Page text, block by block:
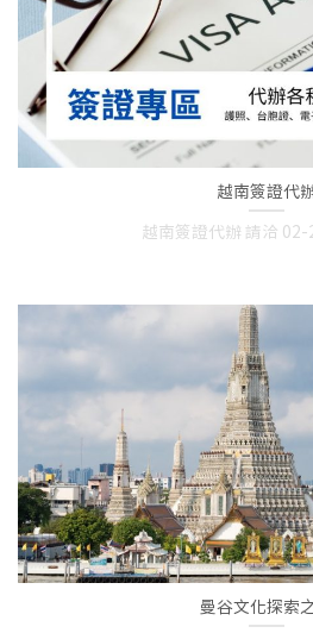
越南簽證代
越南簽證代辦 請洽
曼谷文化探索